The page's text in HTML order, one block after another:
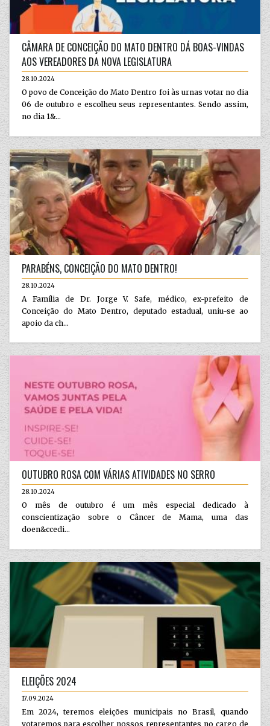
CÂMARA DE CONCEIÇÃO DO MATO DENTRO DÁ BOAS-VINDAS
AOS VEREADORES DA NOVA LEGISLATURA
28.10.2024
O povo de Conceição do Mato Dentro foi às urnas votar no dia
06 de outubro e escolheu seus representantes. Sendo assim,
no dia 1&...
PARABÉNS, CONCEIÇÃO DO MATO DENTRO!
28.10.2024
A Família de Dr. Jorge V. Safe, médico, ex-prefeito de
Conceição do Mato Dentro, deputado estadual, uniu-se ao
apoio da ch...
OUTUBRO ROSA COM VÁRIAS ATIVIDADES NO SERRO
28.10.2024
O mês de outubro é um mês especial dedicado à
conscientização sobre o Câncer de Mama, uma das
doen&ccedi...
ELEIÇÕES 2024
17.09.2024
Em 2024, teremos eleições municipais no Brasil, quando
votaremos para escolher nossos representantes no cargo de